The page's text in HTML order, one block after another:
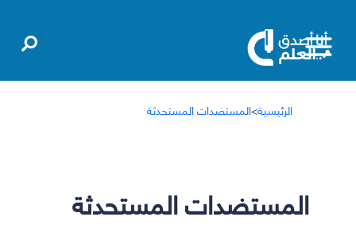
الرئيسية>المستضدات المستحدثة
المستضدات المستحدثة